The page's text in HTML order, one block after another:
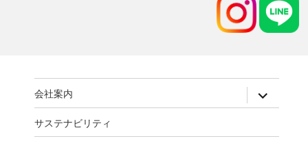
会社案内 expand
child
menu
サステナビリティ